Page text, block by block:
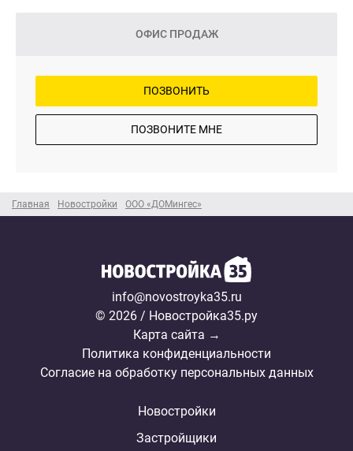
Главная Новостройки ООО «ДОМингес»
ОФИС ПРОДАЖ
ПОЗВОНИТЬ
ПОЗВОНИТЕ МНЕ
info@novostroyka35.ru
© 2026 / Новостройка35.ру
Карта сайта →
Политика конфиденциальности
Согласие на обработку персональных данных
Новостройки
Застройщики